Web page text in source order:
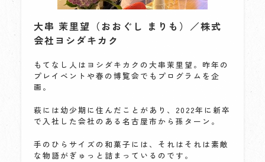
大串 茉里望（おおぐし まりも）／株式
会社ヨシダキカク
もてなし人はヨシダキカクの大串茉里望。昨年の
プレイベントや春の博覧会でもプログラムを企
画。
萩には幼少期に住んだことがあり、2022年に新卒
で入社した会社のある名古屋市から孫ターン。
手のひらサイズの和菓子には、それはそれは素敵
な物語がぎゅっと詰まっているのです。